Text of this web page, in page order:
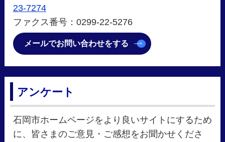
23-7274
ファクス番号：0299-22-5276
メールでお問い合わせをする
アンケート
石岡市ホームページをより良いサイトにするため
に、皆さまのご意見・ご感想をお聞かせくださ